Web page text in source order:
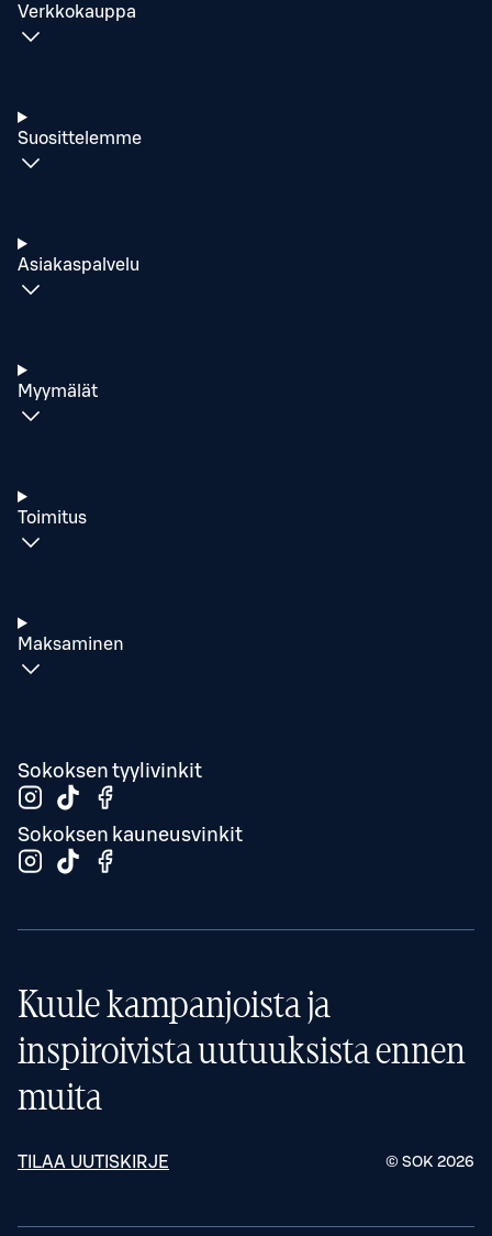
Verkkokauppa
Suosittelemme
Asiakaspalvelu
Myymälät
Toimitus
Maksaminen
Sokoksen tyylivinkit
Sokoksen kauneusvinkit
Kuule kampanjoista ja
inspiroivista uutuuksista ennen
muita
TILAA UUTISKIRJE © SOK 2026